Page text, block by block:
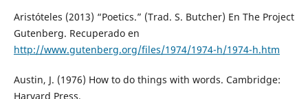
Aristóteles (2013) “Poetics.” (Trad. S. Butcher) En The Project
Gutenberg. Recuperado en
http://www.gutenberg.org/files/1974/1974-h/1974-h.htm
Austin, J. (1976) How to do things with words. Cambridge:
Harvard Press.